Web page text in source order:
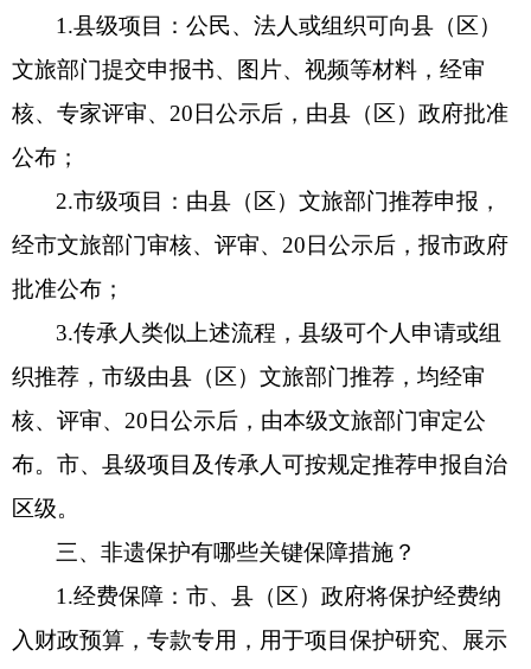
重大决策预公开
督察检查
督察通报
提案议案
援疆工作
1.县级项目：公民、法人或组织可向县（区）
文旅部门提交申报书、图片、视频等材料，经审
核、专家评审、20日公示后，由县（区）政府批准
公布；
2.市级项目：由县（区）文旅部门推荐申报，
经市文旅部门审核、评审、20日公示后，报市政府
批准公布；
3.传承人类似上述流程，县级可个人申请或组
织推荐，市级由县（区）文旅部门推荐，均经审
核、评审、20日公示后，由本级文旅部门审定公
布。市、县级项目及传承人可按规定推荐申报自治
区级。
三、非遗保护有哪些关键保障措施？
1.经费保障：市、县（区）政府将保护经费纳
入财政预算，专款专用，用于项目保护研究、展示